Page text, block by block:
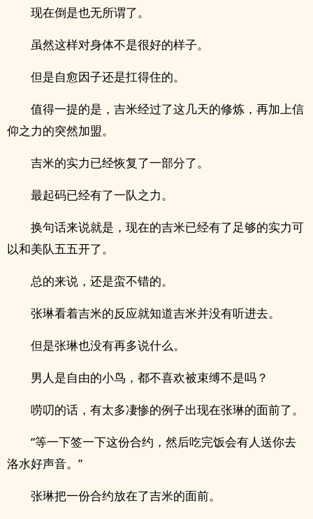
现在倒是也无所谓了。
虽然这样对身体不是很好的样子。
但是自愈因子还是扛得住的。
值得一提的是，吉米经过了这几天的修炼，再加上信
仰之力的突然加盟。
吉米的实力已经恢复了一部分了。
最起码已经有了一队之力。
换句话来说就是，现在的吉米已经有了足够的实力可
以和美队五五开了。
总的来说，还是蛮不错的。
张琳看着吉米的反应就知道吉米并没有听进去。
但是张琳也没有再多说什么。
男人是自由的小鸟，都不喜欢被束缚不是吗？
唠叨的话，有太多凄惨的例子出现在张琳的面前了。
“等一下签一下这份合约，然后吃完饭会有人送你去
洛水好声音。”
张琳把一份合约放在了吉米的面前。